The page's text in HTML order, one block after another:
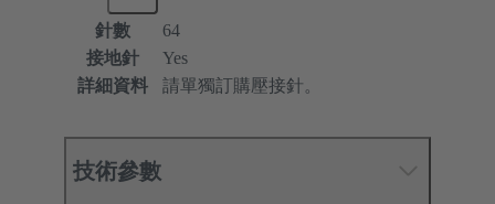
針數
64
接地針
Yes
詳細資料
請單獨訂購壓接針。
技術參數